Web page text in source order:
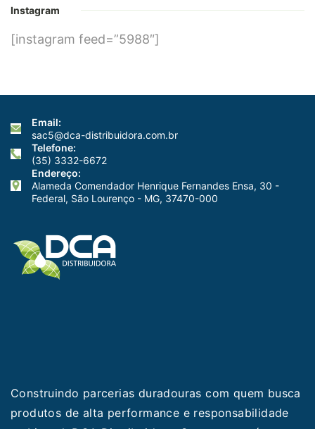
Instagram
[instagram feed=”5988″]
Email:
sac5@dca-distribuidora.com.br
Telefone:
(35) 3332-6672
Endereço:
Alameda Comendador Henrique Fernandes Ensa, 30 -
Federal, São Lourenço - MG, 37470-000
Construindo parcerias duradouras com quem busca
produtos de alta performance e responsabilidade